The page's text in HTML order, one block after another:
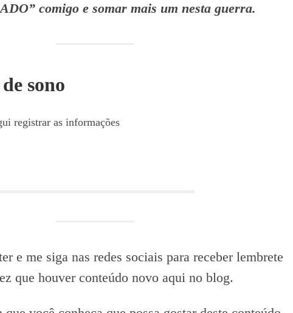
comigo e somar mais um nesta guerra.
sono
registrar as informações
e me siga nas redes sociais para receber lembrete
que houver conteúdo novo aqui no blog.